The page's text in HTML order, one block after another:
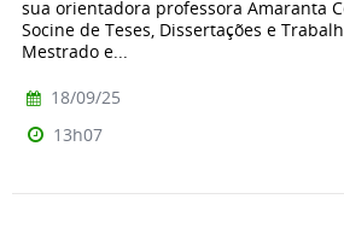
sua orientadora professora Amaranta
Socine de Teses, Dissertações e
Mestrado e...
18/09/25
13h07